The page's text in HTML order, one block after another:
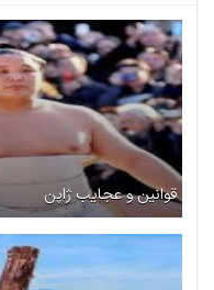
قوانین و عجایب ژاپن